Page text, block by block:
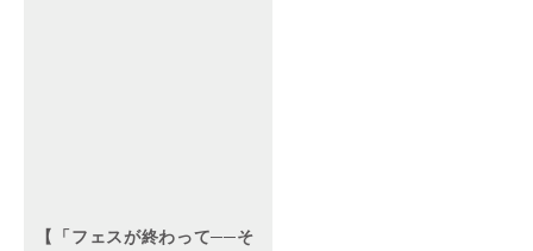
【「フェスが終わって──そ